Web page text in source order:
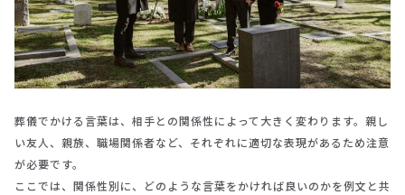
葬儀でかける言葉は、相手との関係性によって大きく変わります。親し
い友人、親族、職場関係者など、それぞれに適切な表現があるため注意
が必要です。
ここでは、関係性別に、どのような言葉をかければ良いのかを例文と共